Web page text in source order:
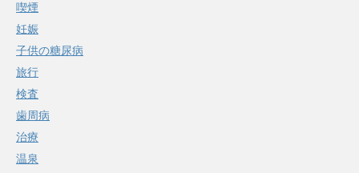
喫煙
妊娠
子供の糖尿病
旅行
検査
歯周病
治療
温泉